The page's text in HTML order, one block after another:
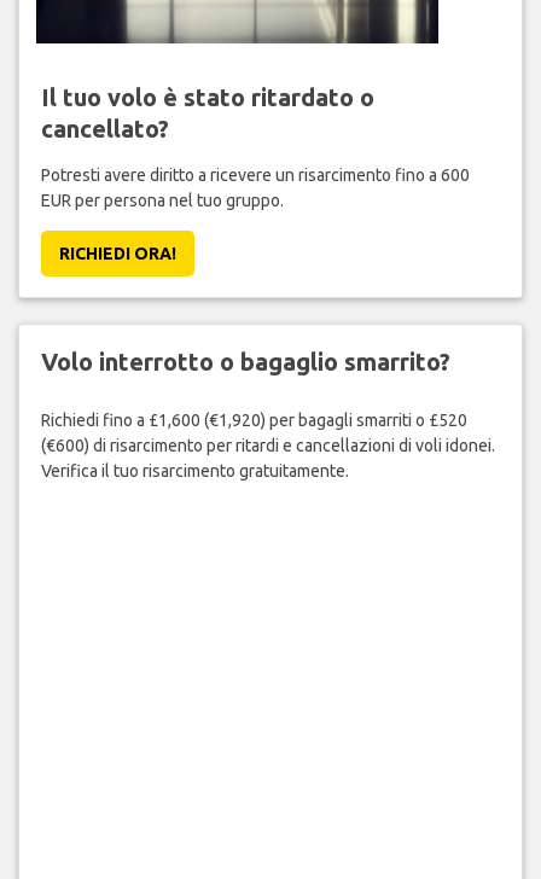
Il tuo volo è stato ritardato o
cancellato?
Potresti avere diritto a ricevere un risarcimento fino a 600
EUR per persona nel tuo gruppo.
RICHIEDI ORA!
Volo interrotto o bagaglio smarrito?
Richiedi fino a £1,600 (€1,920) per bagagli smarriti o £520
(€600) di risarcimento per ritardi e cancellazioni di voli idonei.
Verifica il tuo risarcimento gratuitamente.